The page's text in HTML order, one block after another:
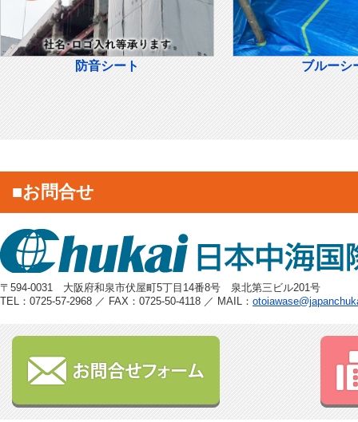
防音シート ブルーシ
■お問合せ
〒594-0031 大阪府和泉市伏屋町5丁目14番8号 泉北第三ビル201号
TEL：0725-57-2968 ／ FAX：0725-50-4118 ／ MAIL：